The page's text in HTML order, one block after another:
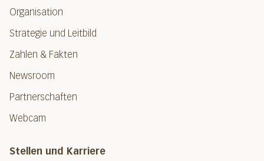
Organisation
Strategie und Leitbild
Zahlen & Fakten
Newsroom
Partnerschaften
Webcam
Stellen und Karriere